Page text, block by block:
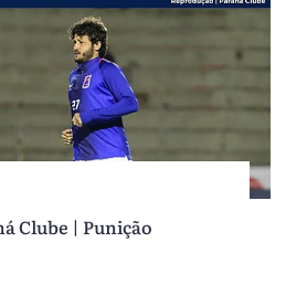
Clube | Punição